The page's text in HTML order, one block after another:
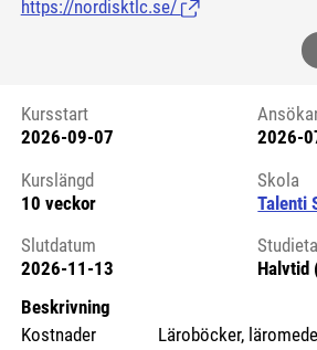
https://nordisktlc.se/ (Länk till extern
Kursstart 6274569
Kursstart
2026-09-07
2026-
Kurslängd
10 veckor
Skola
Talenti
Slutdatum
2026-11-13
Halvtid
Beskrivning
Kostnader Läroböcker, läromedel